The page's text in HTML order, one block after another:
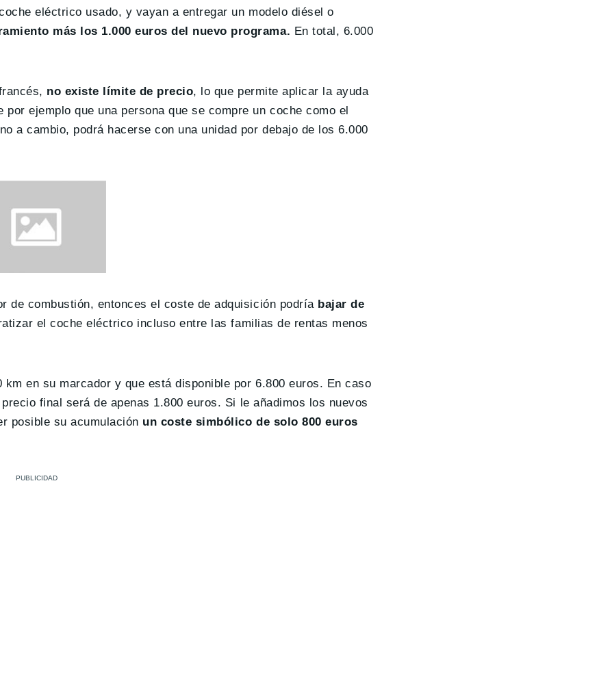
eléctrico usado, y vayan a entregar un modelo diésel o
más los 1.000 euros del nuevo programa. En total, 6.000
no existe límite de precio, lo que permite aplicar la ayuda
ejemplo que una persona que se compre un coche como el
a cambio, podrá hacerse con una unidad por debajo de los 6.000
de combustión, entonces el coste de adquisición podría bajar de
el coche eléctrico incluso entre las familias de rentas menos
km en su marcador y que está disponible por 6.800 euros. En caso
final será de apenas 1.800 euros. Si le añadimos los nuevos
posible su acumulación un coste simbólico de solo 800 euros